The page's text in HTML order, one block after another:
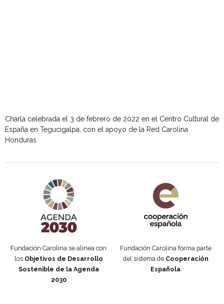
Charla celebrada el 3 de febrero de 2022 en el Centro Cultural de
España en Tegucigalpa, con el apoyo de la Red Carolina
Honduras
Fundación Carolina se alinea con
los Objetivos de Desarrollo
Sostenible de la Agenda
2030
Fundación Carolina forma parte
del sistema de Cooperación
Española